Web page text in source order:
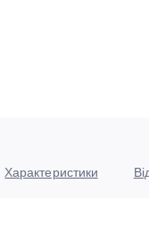
Характеристики